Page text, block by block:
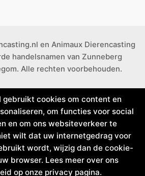
en Animaux Dierencasting
handelsnamen van Zunneberg
Alle rechten voorbehouden.
gebruikt cookies om content en
om functies voor social
en om ons websiteverkeer te
wilt dat uw internetgedrag voor
wordt, wijzig dan de cookie-
browser. Lees meer over ons
op onze privacy pagina.